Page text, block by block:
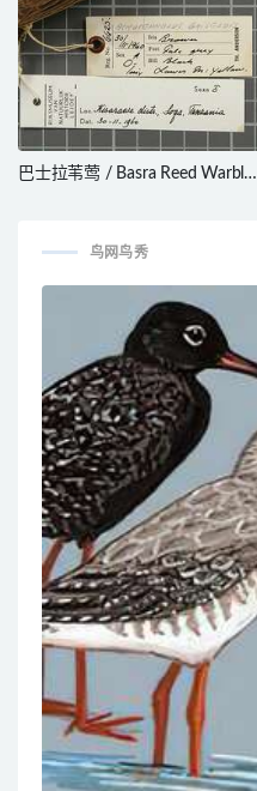
巴士拉苇莺 / Basra Reed Warbler
鸟网鸟秀